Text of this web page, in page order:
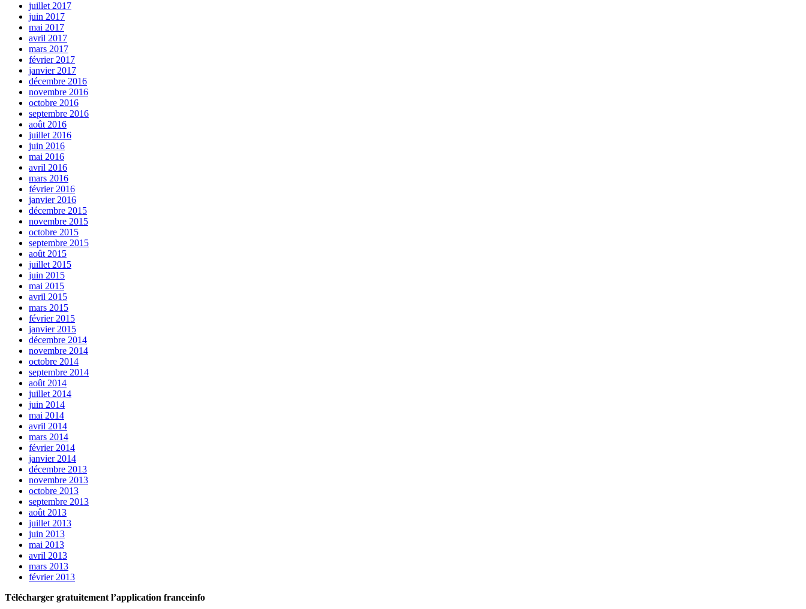
juillet 2017
juin 2017
mai 2017
avril 2017
mars 2017
février 2017
janvier 2017
décembre 2016
novembre 2016
octobre 2016
septembre 2016
août 2016
juillet 2016
juin 2016
mai 2016
avril 2016
mars 2016
février 2016
janvier 2016
décembre 2015
novembre 2015
octobre 2015
septembre 2015
août 2015
juillet 2015
juin 2015
mai 2015
avril 2015
mars 2015
février 2015
janvier 2015
décembre 2014
novembre 2014
octobre 2014
septembre 2014
août 2014
juillet 2014
juin 2014
mai 2014
avril 2014
mars 2014
février 2014
janvier 2014
décembre 2013
novembre 2013
octobre 2013
septembre 2013
août 2013
juillet 2013
juin 2013
mai 2013
avril 2013
mars 2013
février 2013
Télécharger gratuitement l’application franceinfo